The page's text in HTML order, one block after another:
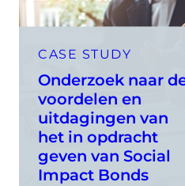
CASE STUDY
Onderzoek naar
voordelen en
uitdagingen van
het in opdracht
geven van Social
Impact Bonds